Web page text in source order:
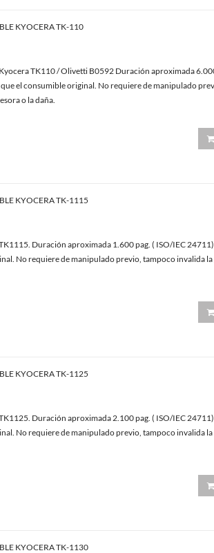
KYOCERA TK-110
TK110 / Olivetti B0592 Duración aproximada
el consumible original. No requiere de manipulado
o la daña.
KYOCERA TK-1115
Duración aproximada 1.600 pag. ( ISO/IEC
No requiere de manipulado previo, tampoco invalida
KYOCERA TK-1125
Duración aproximada 2.100 pag. ( ISO/IEC
No requiere de manipulado previo, tampoco invalida
KYOCERA TK-1130